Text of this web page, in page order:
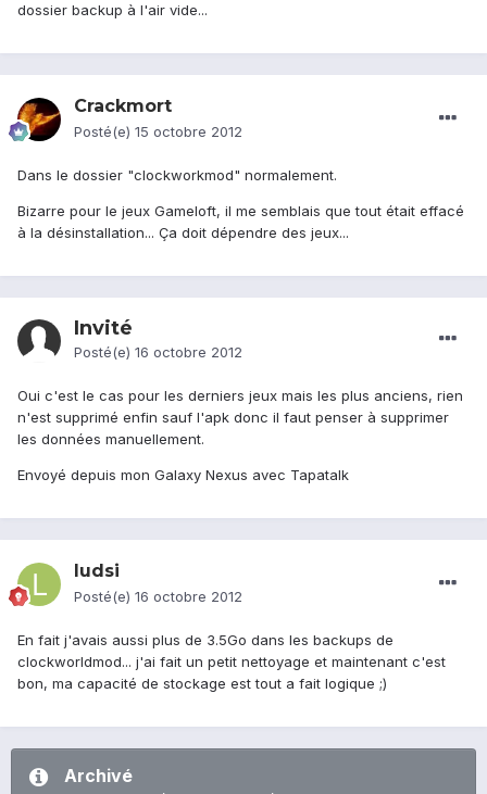
dossier backup à l'air vide...
Crackmort
Posté(e) 15 octobre 2012
Dans le dossier "clockworkmod" normalement.
Bizarre pour le jeux Gameloft, il me semblais que tout était effacé
à la désinstallation... Ça doit dépendre des jeux...
Invité
Posté(e) 16 octobre 2012
Oui c'est le cas pour les derniers jeux mais les plus anciens, rien
n'est supprimé enfin sauf l'apk donc il faut penser à supprimer
les données manuellement.
Envoyé depuis mon Galaxy Nexus avec Tapatalk
ludsi
Posté(e) 16 octobre 2012
En fait j'avais aussi plus de 3.5Go dans les backups de
clockworldmod... j'ai fait un petit nettoyage et maintenant c'est
bon, ma capacité de stockage est tout a fait logique ;)
Archivé